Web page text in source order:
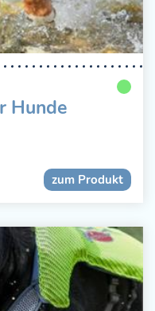
Hunde
zum Produkt